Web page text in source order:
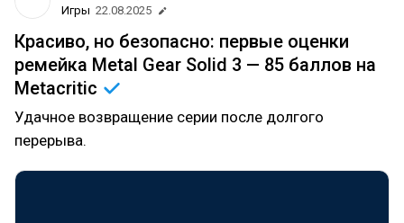
Игры 22.08.2025
Красиво, но безопасно: первые оценки
ремейка Metal Gear Solid 3 — 85 баллов на
Metacritic
Удачное возвращение серии после долгого
перерыва.